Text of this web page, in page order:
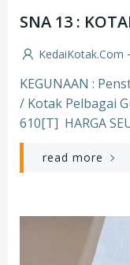
SNA 13 :
KedaiKotak.com -
KEGUNAAN :
/ Kotak Pelbagai
610[T] HARGA
read more